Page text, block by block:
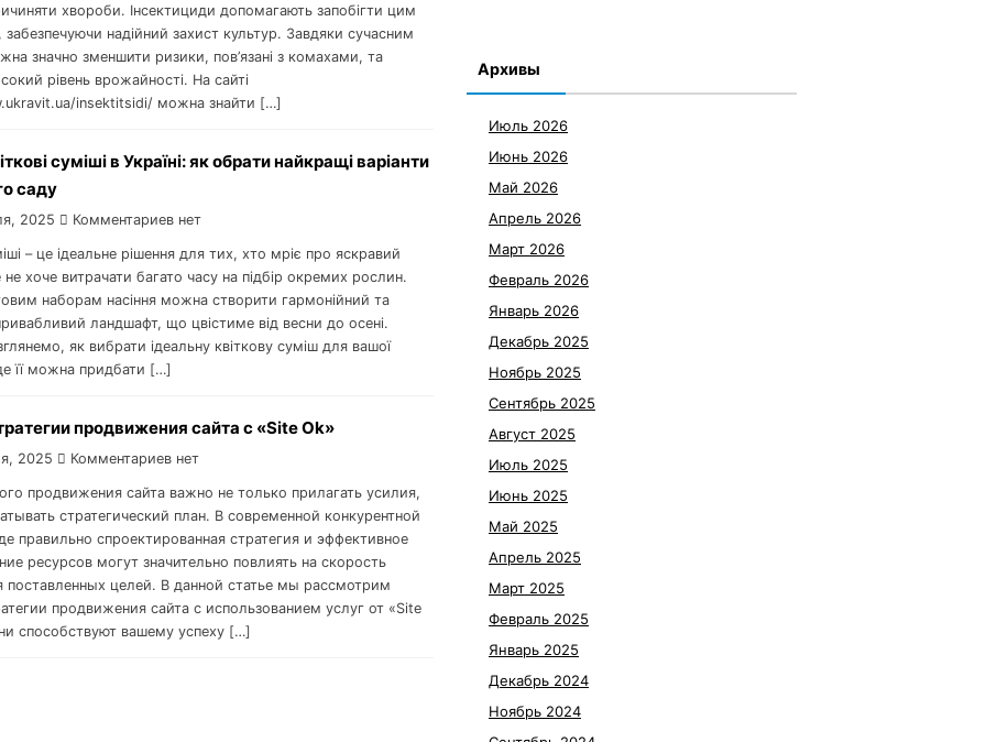
хвороби. Інсектициди допомагають запобігти цим
надійний захист культур. Завдяки сучасним
значно зменшити ризики, пов’язані з комахами, та
рівень врожайності. На сайті
insektitsidi/ можна знайти […]
суміші в Україні: як обрати найкращі варіанти
саду
2025 Комментариев нет
– це ідеальне рішення для тих, хто мріє про яскравий
не хоче витрачати багато часу на підбір окремих рослин.
наборам насіння можна створити гармонійний та
ландшафт, що цвістиме від весни до осені.
як вибрати ідеальну квіткову суміш для вашої
її можна придбати […]
продвижения сайта с «Site Ok‎»
2025 Комментариев нет
продвижения сайта важно не только прилагать усилия,
стратегический план. В современной конкурентной
правильно спроектированная стратегия и эффективное
ресурсов могут значительно повлиять на скорость
поставленных целей. В данной статье мы рассмотрим
продвижения сайта с использованием услуг от «Site
способствуют вашему успеху […]
Архивы
Июль 2026
Июнь 2026
Май 2026
Апрель 2026
Март 2026
Февраль 2026
Январь 2026
Декабрь 2025
Ноябрь 2025
Сентябрь 2025
Август 2025
Июль 2025
Июнь 2025
Май 2025
Апрель 2025
Март 2025
Февраль 2025
Январь 2025
Декабрь 2024
Ноябрь 2024